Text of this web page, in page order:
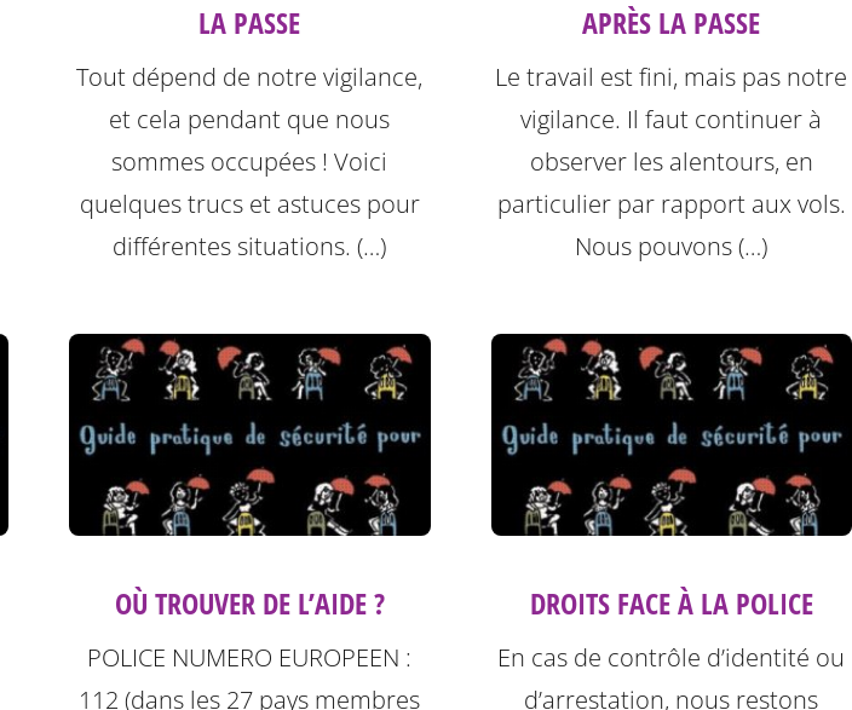
LA PASSE
Tout dépend de notre vigilance,
et cela pendant que nous
sommes occupées ! Voici
quelques trucs et astuces pour
différentes situations. (…)
APRÈS LA PASSE
Le travail est fini, mais pas notre
vigilance. Il faut continuer à
observer les alentours, en
particulier par rapport aux vols.
Nous pouvons (…)
OÙ TROUVER DE L’AIDE ?
POLICE NUMERO EUROPEEN :
112 (dans les 27 pays membres
DROITS FACE À LA POLICE
En cas de contrôle d’identité ou
d’arrestation, nous restons